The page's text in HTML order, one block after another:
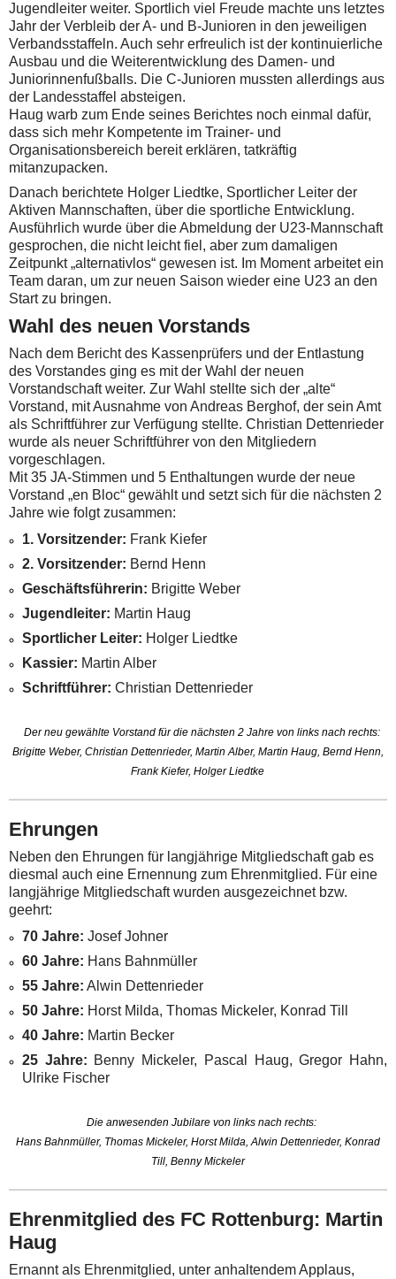
Jugendleiter weiter. Sportlich viel Freude machte uns letztes
Jahr der Verbleib der A- und B-Junioren in den jeweiligen
Verbandsstaffeln. Auch sehr erfreulich ist der kontinuierliche
Ausbau und die Weiterentwicklung des Damen- und
Juniorinnenfußballs. Die C-Junioren mussten allerdings aus
der Landesstaffel absteigen.
Haug warb zum Ende seines Berichtes noch einmal dafür,
dass sich mehr Kompetente im Trainer- und
Organisationsbereich bereit erklären, tatkräftig
mitanzupacken.
Danach berichtete Holger Liedtke, Sportlicher Leiter der
Aktiven Mannschaften, über die sportliche Entwicklung.
Ausführlich wurde über die Abmeldung der U23-Mannschaft
gesprochen, die nicht leicht fiel, aber zum damaligen
Zeitpunkt „alternativlos“ gewesen ist. Im Moment arbeitet ein
Team daran, um zur neuen Saison wieder eine U23 an den
Start zu bringen.
Wahl des neuen Vorstands
Nach dem Bericht des Kassenprüfers und der Entlastung
des Vorstandes ging es mit der Wahl der neuen
Vorstandschaft weiter. Zur Wahl stellte sich der „alte“
Vorstand, mit Ausnahme von Andreas Berghof, der sein Amt
als Schriftführer zur Verfügung stellte. Christian Dettenrieder
wurde als neuer Schriftführer von den Mitgliedern
vorgeschlagen.
Mit 35 JA-Stimmen und 5 Enthaltungen wurde der neue
Vorstand „en Bloc“ gewählt und setzt sich für die nächsten 2
Jahre wie folgt zusammen:
1. Vorsitzender: Frank Kiefer
2. Vorsitzender: Bernd Henn
Geschäftsführerin: Brigitte Weber
Jugendleiter: Martin Haug
Sportlicher Leiter: Holger Liedtke
Kassier: Martin Alber
Schriftführer: Christian Dettenrieder
Der neu gewählte Vorstand für die nächsten 2 Jahre von links nach rechts:
Brigitte Weber, Christian Dettenrieder, Martin Alber, Martin Haug, Bernd Henn,
Frank Kiefer, Holger Liedtke
Ehrungen
Neben den Ehrungen für langjährige Mitgliedschaft gab es
diesmal auch eine Ernennung zum Ehrenmitglied. Für eine
langjährige Mitgliedschaft wurden ausgezeichnet bzw.
geehrt:
70 Jahre: Josef Johner
60 Jahre: Hans Bahnmüller
55 Jahre: Alwin Dettenrieder
50 Jahre: Horst Milda, Thomas Mickeler, Konrad Till
40 Jahre: Martin Becker
25 Jahre: Benny Mickeler, Pascal Haug,Gregor Hahn,
Ulrike Fischer
Die anwesenden Jubilare von links nach rechts:
Hans Bahnmüller, Thomas Mickeler, Horst Milda, Alwin Dettenrieder, Konrad
Till, Benny Mickeler
Ehrenmitglied des FC Rottenburg: Martin
Haug
Ernannt als Ehrenmitglied, unter anhaltendem Applaus,